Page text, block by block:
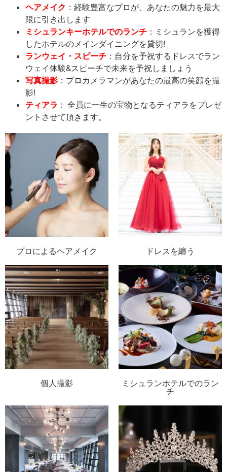
ヘアメイク ：経験豊富なプロが、あなたの魅力を最大
限に引き出します
ミシュランキーホテルでのランチ ：ミシュランを獲得
したホテルのメインダイニングを貸切!
ランウェイ・スピーチ ：自分を予祝するドレスでラン
ウェイ体験&スピーチで未来を予祝しましょう
写真撮影 ：プロカメラマンがあなたの最高の笑顔を撮
影!
ティアラ : 全員に一生の宝物となるティアラをプレゼ
ントさせて頂きます。
プロによるヘアメイク ドレスを纏う
個人撮影
ミシュランホテルでのラン
チ